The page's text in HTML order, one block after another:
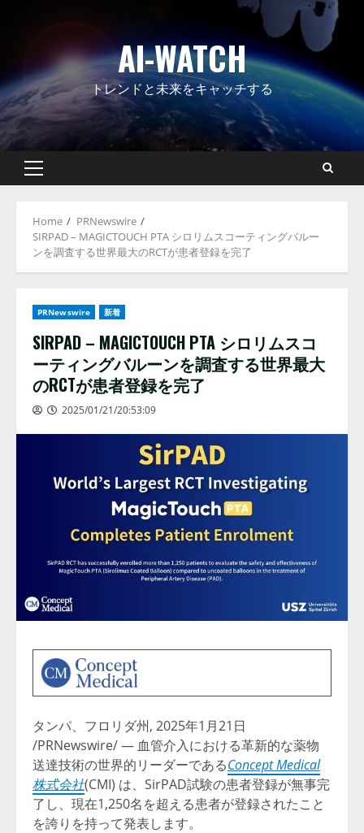
AI-WATCH
トレンドと未来をキャッチする
Primary
Home
PRNewswire
SIRPAD – MAGICTOUCH PTA シロリムスコーティングバルー
ンを調査する世界最大のRCTが患者登録を完了
PRNewswire 新着
SIRPAD – MAGICTOUCH PTA シロリムスコ
ーティングバルーンを調査する世界最大
のRCTが患者登録を完了
2025/01/21/20:53:09
タンパ、フロリダ州, 2025年1月21日
/PRNewswire/ — 血管介入における革新的な薬物
送達技術の世界的リーダーであるConcept Medical
株式会社(CMI) は、SirPAD試験の患者登録が無事完
了し、現在1,250名を超える患者が登録されたこと
を誇りを持って発表します。